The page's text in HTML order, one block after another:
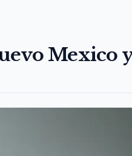
Mexico